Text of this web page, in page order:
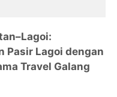
Pasir Lagoi dengan
Travel Galang